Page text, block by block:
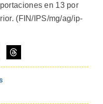
en 13 por
(FIN/IPS/mg/ag/ip-